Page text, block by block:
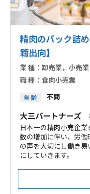
精肉のパック詰
籍出向】
業 種： 卸売業，小売業
職 種： 食肉小売業
年 齢 不問
大三パートナーズ
日本一の精肉小売企
数の増加に伴い、労
の声を大切にし働き
にしていきます。